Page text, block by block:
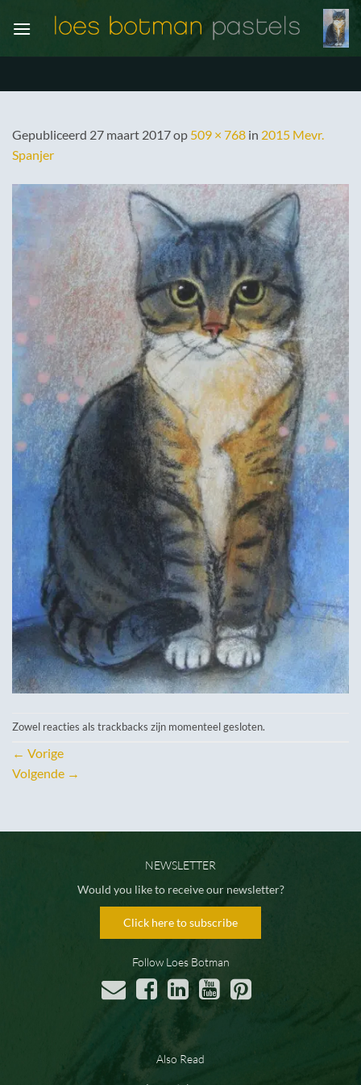
naar
Gepubliceerd 27 maart 2017op 509 × 768 in 2015 Mevr.
Spanjer
Zowel reacties als trackbacks zijn momenteel gesloten.
← Vorige
Volgende →
NEWSLETTER
Would you like to receive our newsletter?
Click here to subscribe
Follow Loes Botman
Also Read